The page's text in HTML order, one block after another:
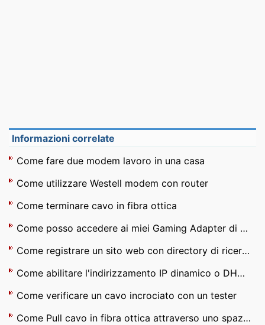
Informazioni correlate
Come fare due modem lavoro in una casa
Come utilizzare Westell modem con router
Come terminare cavo in fibra ottica
Come posso accedere ai miei Gaming Adapter di Linksys sul computer
Come registrare un sito web con directory di ricerca
Come abilitare l'indirizzamento IP dinamico o DHCP in Windows XP
Come verificare un cavo incrociato con un tester
Come Pull cavo in fibra ottica attraverso uno spazio Plenum